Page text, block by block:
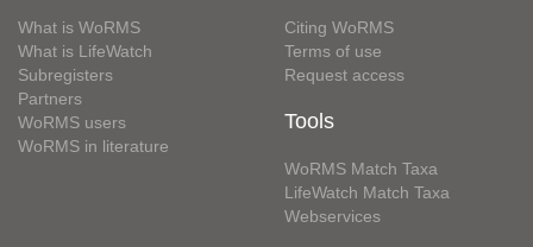
What is WoRMS
What is LifeWatch
Subregisters
Partners
WoRMS users
WoRMS in literature
Citing WoRMS
Terms of use
Request access
Tools
WoRMS Match Taxa
LifeWatch Match Taxa
Webservices